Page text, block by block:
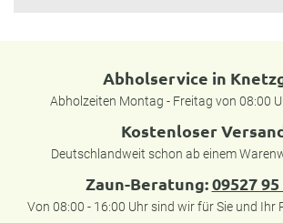
Abholservice in
Abholzeiten Montag - Freitag von 08:00
Kostenloser
Deutschlandweit schon ab einem
Zaun-Beratung:09527 95
Von 08:00 - 16:00 Uhr sind wir für Sie und Ihr